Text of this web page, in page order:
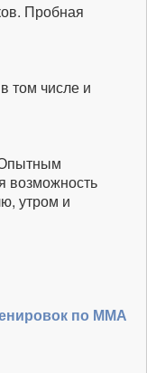
Пробная
том числе и
возможность
утром и
по ММА